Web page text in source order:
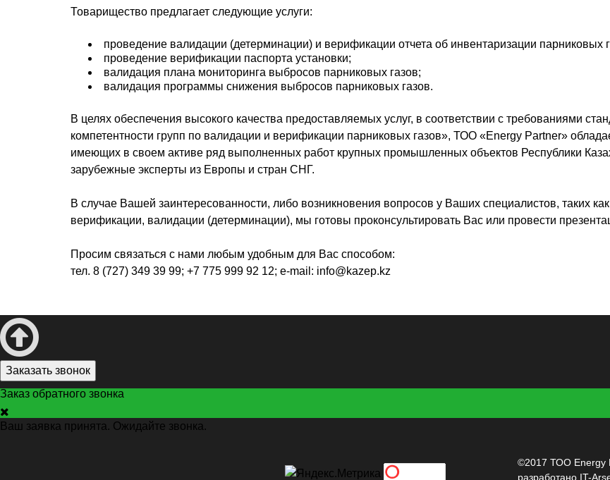
Товарищество предлагает следующие услуги:
проведение валидации (детерминации) и верификации отчета об инвентаризации парниковых
проведение верификации паспорта установки;
валидация плана мониторинга выбросов парниковых газов;
валидация программы снижения выбросов парниковых газов.
В целях обеспечения высокого качества предоставляемых услуг, в соответствии с требованиями
компетентности групп по валидации и верификации парниковых газов», ТОО «Energy Partner»
имеющих в своем активе ряд выполненных работ крупных промышленных объектов Республики
зарубежные эксперты из Европы и стран СНГ.
В случае Вашей заинтересованности, либо возникновения вопросов у Ваших специалистов, таких
верификации, валидации (детерминации), мы готовы проконсультировать Вас или провести
Просим связаться с нами любым удобным для Вас способом:
тел. 8 (727) 349 39 99; +7 775 999 92 12; e-mail: info@kazep.kz
Заказать звонок
Заказ обратного звонка
Ваш заявка принята. Ожидайте звонка.
©2017 ТОО Energy
разработано IT-